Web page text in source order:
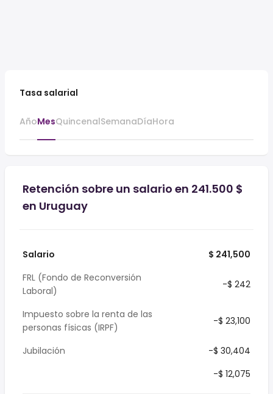
Tasa salarial
AñoMesQuincenalSemanaDíaHora
Retención sobre un salario en 241.500 $
en Uruguay
Salario
$ 241,500
FRL (Fondo de Reconversión
Laboral)
-$ 242
Impuesto sobre la renta de las
personas físicas (IRPF)
-$ 23,100
Jubilación
-$ 30,404
-$ 12,075